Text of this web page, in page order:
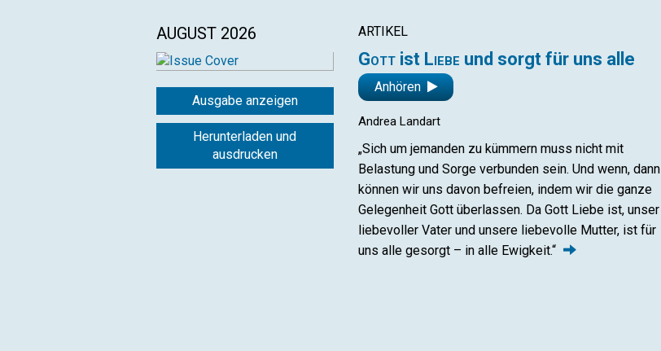
AUGUST 2026
Ausgabe anzeigen
Herunterladen und
ausdrucken
ARTIKEL
Gottist Liebe und sorgt für uns alle
Anhören
Andrea Landart
„Sich um jemanden zu kümmern muss nicht mit
Belastung und Sorge verbunden sein. Und wenn, dann
können wir uns davon befreien, indem wir die ganze
Gelegenheit Gott überlassen. Da Gott Liebe ist, unser
liebevoller Vater und unsere liebevolle Mutter, ist für
uns alle gesorgt – in alle Ewigkeit.“